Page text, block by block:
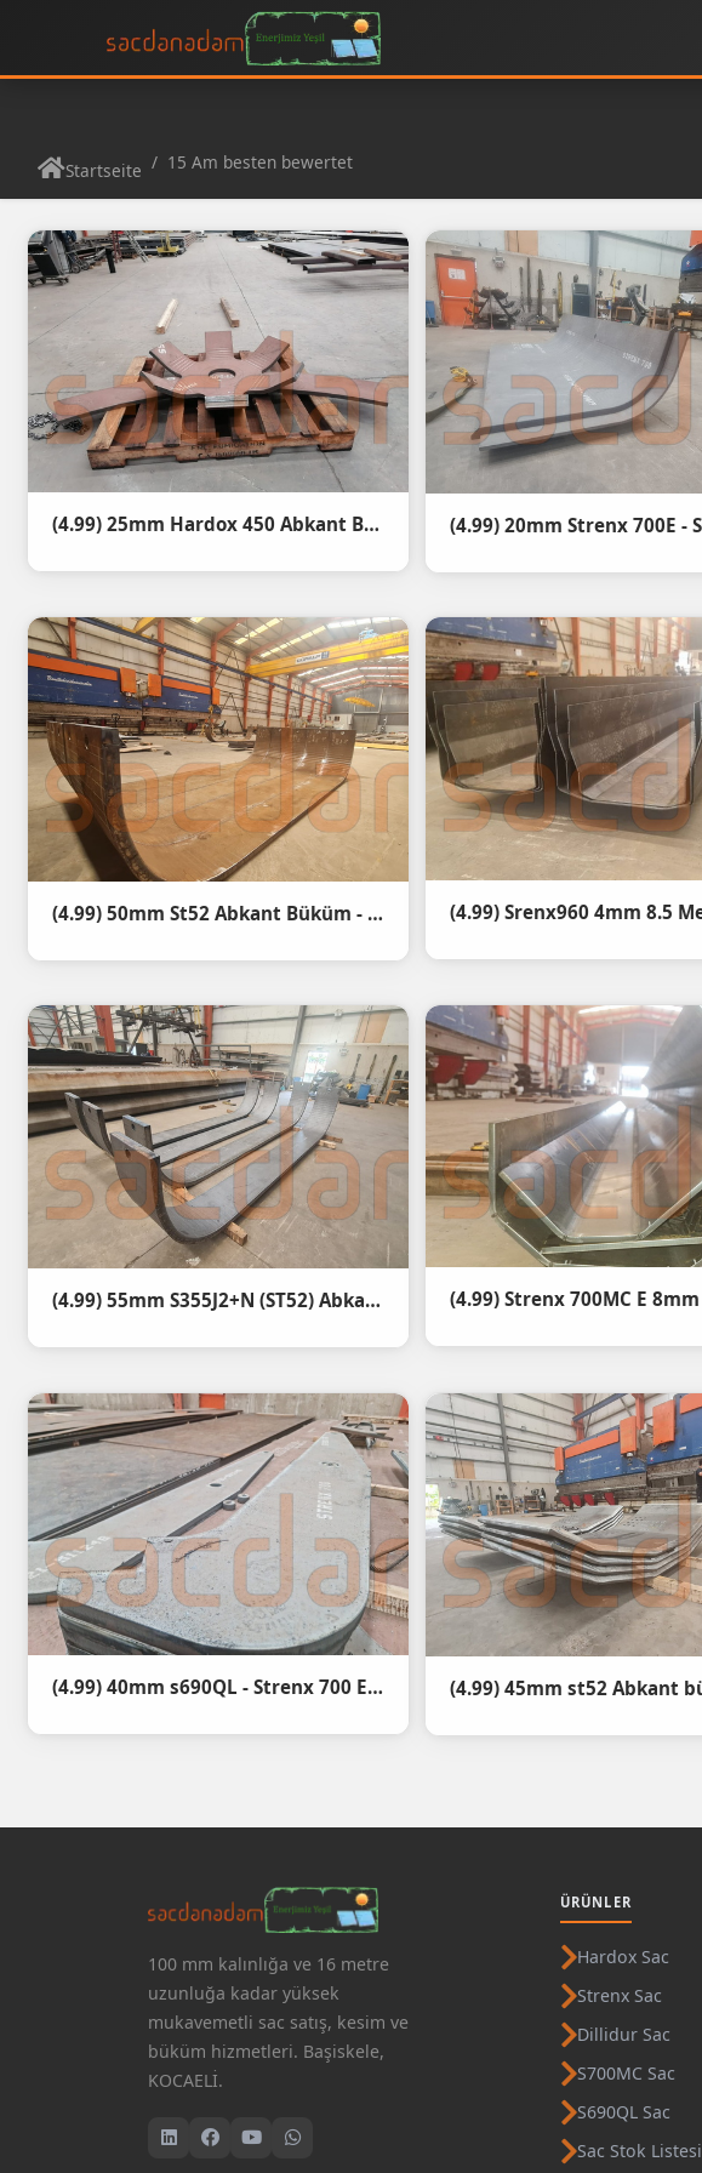
Startseite 15 Am besten bewertet
(4.99) 25mm Hardox 450 Abkant Büküm
(4.99) 50mm St52 Abkant Büküm - Rüzgar Türbini kapı çerçevesi ( Door frame )
(4.99) 55mm S355J2+N (ST52) Abkant Büküm - Door Frame
(4.99) 40mm s690QL - Strenx 700 E Oksijen Kesim İşlemi
100 mm kalınlığa ve 16 metre
uzunluğa kadar yüksek
mukavemetli sac satış, kesim ve
büküm hizmetleri. Başiskele,
KOCAELİ.
ÜRÜNLER
Hardox Sac
Strenx Sac
Dillidur Sac
S700MC Sac
S690QL Sac
Sac Stok Listesi